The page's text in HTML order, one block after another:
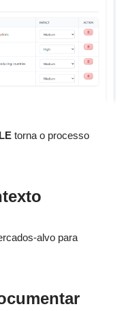
torna o processo
alvo para